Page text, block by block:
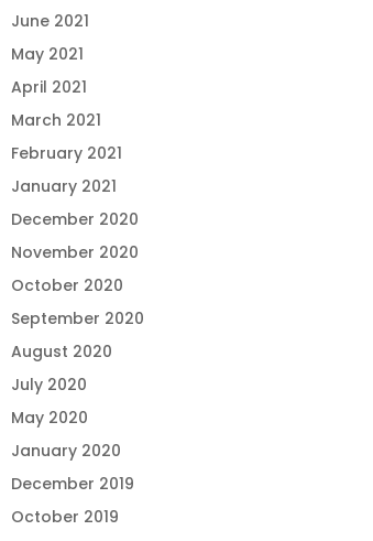
June 2021
May 2021
April 2021
March 2021
February 2021
January 2021
December 2020
November 2020
October 2020
September 2020
August 2020
July 2020
May 2020
January 2020
December 2019
October 2019